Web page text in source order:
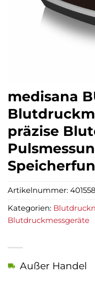
medisana
präzise
Außer Handel
Artikelnummer:
Kategorien:
Blutdruckmessgeräte